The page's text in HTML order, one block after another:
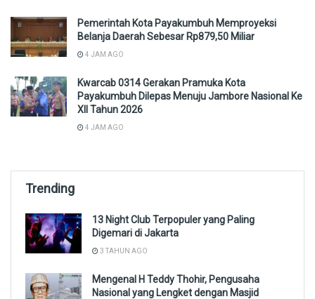
Pemerintah Kota Payakumbuh Memproyeksi
Belanja Daerah Sebesar Rp879,50 Miliar
4 JAM AGO
Kwarcab 0314 Gerakan Pramuka Kota
Payakumbuh Dilepas Menuju Jambore Nasional Ke
XII Tahun 2026
4 JAM AGO
Trending
13 Night Club Terpopuler yang Paling
Digemari di Jakarta
3 TAHUN AGO
Mengenal H Teddy Thohir, Pengusaha
Nasional yang Lengket dengan Masjid